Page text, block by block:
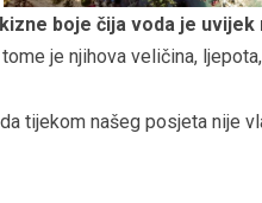
boje čija voda je
je njihova veličina,
tijekom našeg posjeta nije